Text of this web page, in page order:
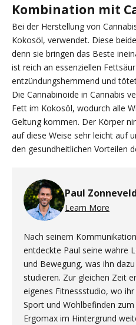
Kombination mit
Bei der Herstellung von
Kokosöl, verwendet. Diese
denn sie bringen das Beste
ist reich an essenziellen
entzündungshemmend und
Die Cannabinoide in Cannabis
Fett im Kokosöl, wodurch alle
Geltung kommen. Der Körper
auf diese Weise sehr leicht auf
den gesundheitlichen Vorteilen
Paul Zonneveld
Learn More
Nach seinem
entdeckte Paul seine wahre
und Bewegung, was ihn
studieren. Zur gleichen Zeit
eigenes Fitnessstudio, wo
Sport und Wohlbefinden
Ergomax im Hintergrund